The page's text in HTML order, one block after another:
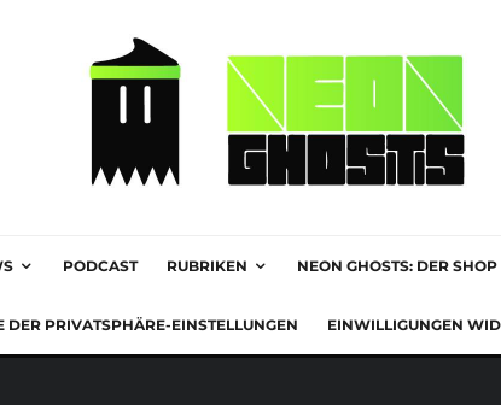
PODCAST RUBRIKEN NEON GHOSTS: DER SHOP
DER PRIVATSPHÄRE-EINSTELLUNGEN EINWILLIGUNGEN